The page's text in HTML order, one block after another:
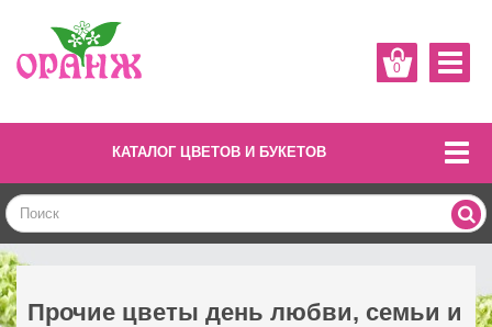
0
КАТАЛОГ ЦВЕТОВ И БУКЕТОВ
Прочие цветы день любви, семьи и